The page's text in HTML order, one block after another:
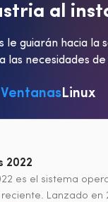
stria al inst
le guiarán hacia la
las necesidades de
Ventanas Linux
2022
es el sistema
Lanzado en